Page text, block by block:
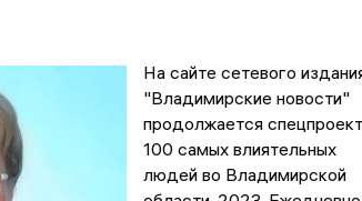
На сайте сетевого
"Владимирские новости"
продолжается спецпроект
100 самых влиятельных
людей во Владимирской